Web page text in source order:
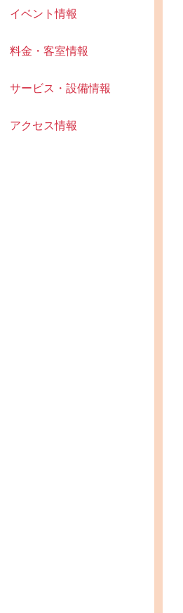
イベント情報
料金・客室情報
サービス・設備情報
アクセス情報